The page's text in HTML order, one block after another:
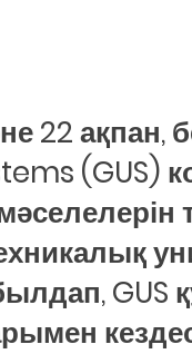
22 ақпан,
(GUS)
GUS